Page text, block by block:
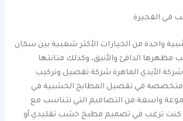
في الفجيرة
واحدة من الخيارات الأكثر شعبية بين سكان
مظهرها الدافئ والأنيق، وكذلك متانتها
الأيدي الماهرة شركة تفصيل وتركيب
متخصصة في تفصيل المطابخ الخشبية في
واسعة من التصاميم التي تتناسب مع
كنت ترغب في تصميم مطبخ خشب تقليدي أو